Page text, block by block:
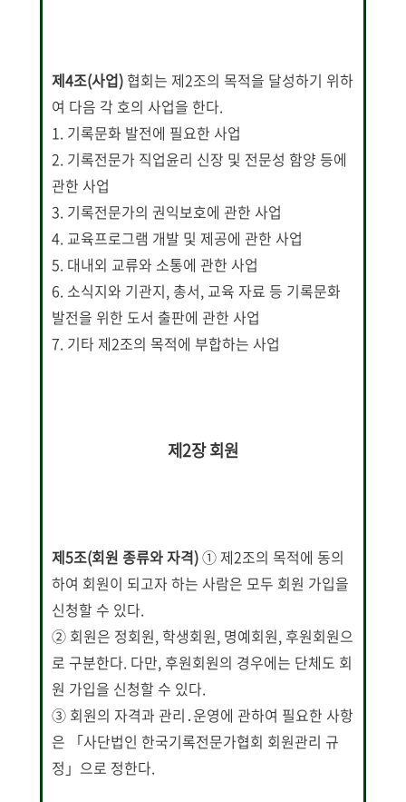
제4조(사업) 협회는 제2조의 목적을 달성하기 위하
여 다음 각 호의 사업을 한다.
1. 기록문화 발전에 필요한 사업
2. 기록전문가 직업윤리 신장 및 전문성 함양 등에
관한 사업
3. 기록전문가의 권익보호에 관한 사업
4. 교육프로그램 개발 및 제공에 관한 사업
5. 대내외 교류와 소통에 관한 사업
6. 소식지와 기관지, 총서, 교육 자료 등 기록문화
발전을 위한 도서 출판에 관한 사업
7. 기타 제2조의 목적에 부합하는 사업
제2장 회원
제5조(회원 종류와 자격)① 제2조의 목적에 동의
하여 회원이 되고자 하는 사람은 모두 회원 가입을
신청할 수 있다.
② 회원은 정회원, 학생회원, 명예회원, 후원회원으
로 구분한다. 다만, 후원회원의 경우에는 단체도 회
원 가입을 신청할 수 있다.
③ 회원의 자격과 관리․운영에 관하여 필요한 사항
은 「사단법인 한국기록전문가협회 회원관리 규
정」으로 정한다.